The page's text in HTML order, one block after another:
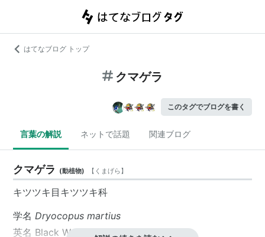
はてなブログ トップ
クマゲラ
このタグでブログを書く
言葉の解説 ネットで話題 関連ブログ
クマゲラ (動植物) 【 くまげら】
キツツキ目キツツキ科
学名Dryocopus martius
英名 Black Woodpecker